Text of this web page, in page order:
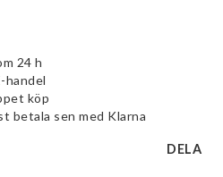
24 h
handel
köp
betala sen med Klarna
DELA